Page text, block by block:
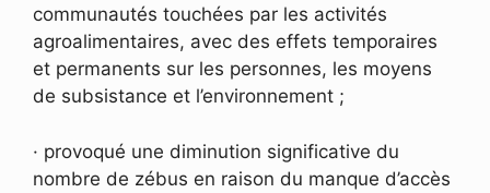
communautés touchées par les activités
agroalimentaires, avec des effets temporaires
et permanents sur les personnes, les moyens
de subsistance et l’environnement ;
· provoqué une diminution significative du
nombre de zébus en raison du manque d’accès